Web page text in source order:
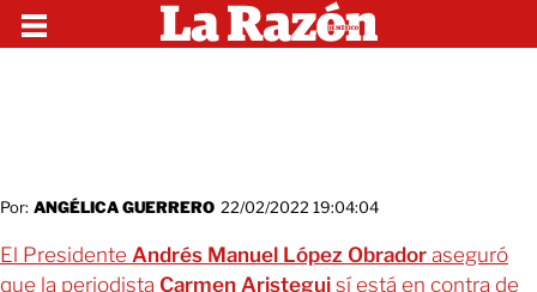
Por: ANGÉLICA GUERRERO 22/02/2022 19:04:04
El Presidente Andrés Manuel López Obrador aseguró
que la periodista Carmen Aristegui sí está en contra de